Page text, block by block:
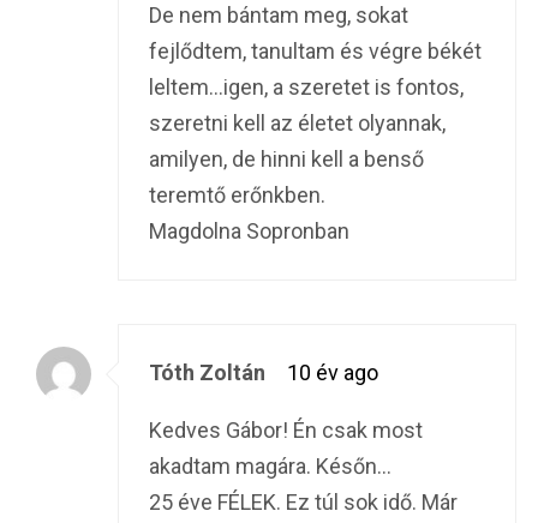
De nem bántam meg, sokat
fejlődtem, tanultam és végre békét
leltem…igen, a szeretet is fontos,
szeretni kell az életet olyannak,
amilyen, de hinni kell a benső
teremtő erőnkben.
Magdolna Sopronban
Tóth Zoltán 10 év ago
Kedves Gábor! Én csak most
akadtam magára. Későn…
25 éve FÉLEK. Ez túl sok idő. Már